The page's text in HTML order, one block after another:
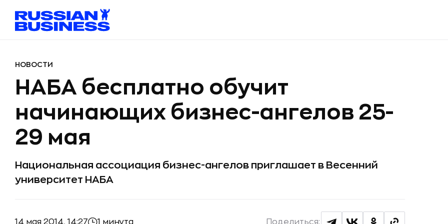
НОВОСТИ
НАБА бесплатно обучит
начинающих бизнес-ангелов 25-
29 мая
Национальная ассоциация бизнес-ангелов приглашает в Весенний
университет НАБА
14 мая 2014, 14:27 1 минута Поделиться: